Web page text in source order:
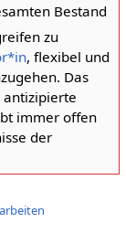
Bestand
zu
, flexibel und
Das
antizipierte
immer offen
der